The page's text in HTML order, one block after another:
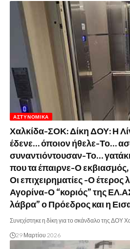
ΑΣΤΥΝΟΜΙΚΆ
Χαλκίδα-ΣΟΚ: Δίκη ΔΟΥ: Η
έδενε… όποιον ήθελε-Το…
συναντιόντουσαν-Το…
που τα έπαιρνε-Ο εκβιασμός,
Οι επιχειρηματίες -Ο έτερος
Αγορίνα-Ο “κοριός” της
λάβρα” ο Πρόεδρος και η
Συνεχίστηκε η δίκη για το σκάνδαλο της ΔΟΥ
29 Μαρτίου 2026